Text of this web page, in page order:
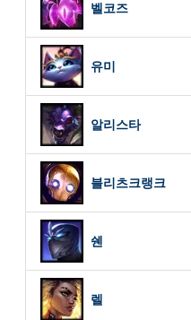
벨코즈
유미
알리스타
블리츠크랭크
쉔
렐